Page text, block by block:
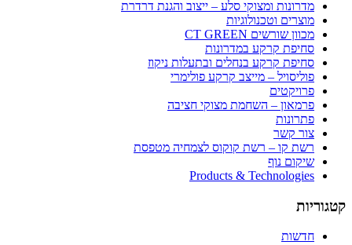
מדרונות ומצוקי סלע – ייצוב והגנת דרדרת
מוצרים וטכנולוגיות
מכוון שורשים CT GREEN
סחיפת קרקע במדרונות
סחיפת קרקע בנחלים ובתעלות ניקוז
פוליסויל – מייצב קרקע פולימרי
פרויקטים
פרמאון – השחמת מצוקי חציבה
פתרונות
צור קשר
רשת קו – רשת קוקוס לצמחיה מטפסת
שיקום נוף
Products & Technologies
קטגוריות
חדשות